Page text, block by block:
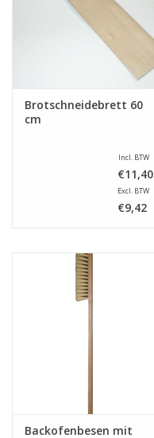
Brotschneidebrett 60
cm
Incl. BTW
€11,40
Excl. BTW
€9,42
Backofenbesen mit